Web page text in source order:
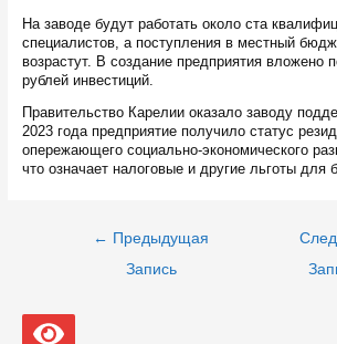
На заводе будут работать около ста
специалистов, а поступления в местный
возрастут. В создание предприятия вложено
рублей инвестиций.
Правительство Карелии оказало заводу
2023 года предприятие получило статус
опережающего социально-экономического
что означает налоговые и другие льготы для
Навигация
← Предыдущая
Запись